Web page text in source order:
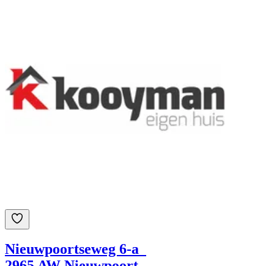
Nieuwpoortseweg 6-a